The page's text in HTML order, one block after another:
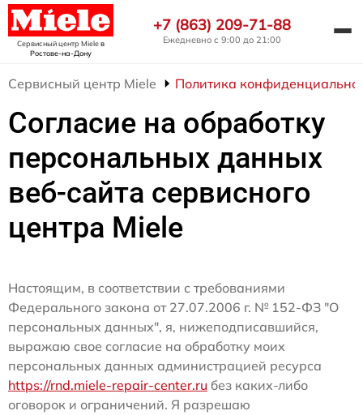
Сервисный центр Mieleв
Ростове-на-Дону
+7 (863) 209-71-88
Ежедневно с 9:00 до 21:00
Сервисный центр Miele Политика
Согласие на обработку
персональных данных
веб-сайта сервисного
центра Miele
Настоящим, в соответствии с требованиями
Федерального закона от 27.07.2006 г. № 152-ФЗ "О
персональных данных", я, нижеподписавшийся,
выражаю свое согласие на обработку моих
персональных данных администрацией ресурса
https://rnd.miele-repair-center.ru без каких-либо
оговорок и ограничений. Я разрешаю